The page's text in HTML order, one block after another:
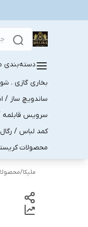
دسته‌بندی
بخاری گازی .
ساندویچ ساز /
سرویس قابلمه
کمد لباس /
محصولات
ملیکا/